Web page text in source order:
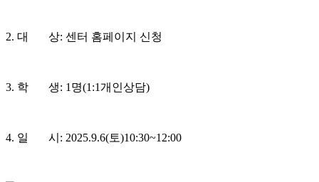
2. 대 상: 센터 홈페이지 신청
3. 학 생: 1명(1:1개인상담)
4. 일 시: 2025.9.6(토)10:30~12:00